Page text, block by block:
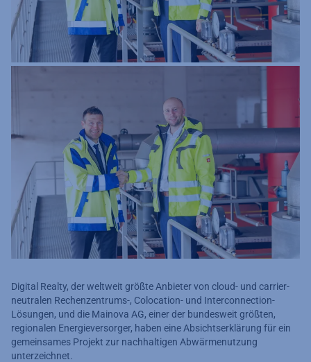
Digital Realty, der weltweit größte Anbieter von cloud- und carrier-
neutralen Rechenzentrums-, Colocation- und Interconnection-
Lösungen, und die Mainova AG, einer der bundesweit größten,
regionalen Energieversorger, haben eine Absichtserklärung für ein
gemeinsames Projekt zur nachhaltigen Abwärmenutzung
unterzeichnet.